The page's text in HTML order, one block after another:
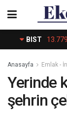
BIST
Anasayfa Emlak -
Yerinde
şehrin